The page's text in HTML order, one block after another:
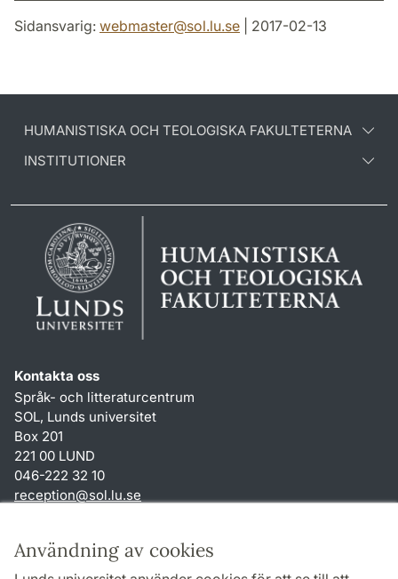
Användning av cookies
Sidansvarig: webmaster@sol.lu.se | 2017-02-13
HUMANISTISKA OCH TEOLOGISKA FAKULTETERNA
INSTITUTIONER
Kontakta oss
Språk- och litteraturcentrum
SOL, Lunds universitet
Box 201
221 00 LUND
046-222 32 10
reception@sol.lu.se
Genvägar
Om webbplatsen och cookies